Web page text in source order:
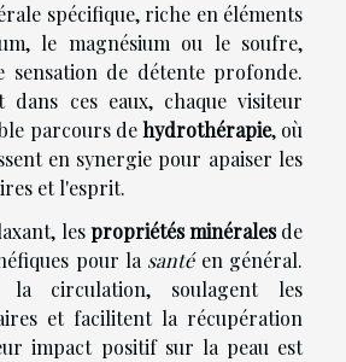
spécifique, riche en éléments
le magnésium ou le soufre,
sensation de détente profonde.
dans ces eaux, chaque visiteur
parcours dehydrothérapie, où
en synergie pour apaiser les
et l'esprit.
lespropriétés minéralesde
pour la santéen général.
la circulation, soulagent les
et facilitent la récupération
impact positif sur la peau est